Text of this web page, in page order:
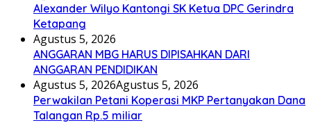
Alexander Wilyo Kantongi SK Ketua DPC Gerindra
Ketapang
Agustus 5, 2026
ANGGARAN MBG HARUS DIPISAHKAN DARI
ANGGARAN PENDIDIKAN
Agustus 5, 2026Agustus 5, 2026
Perwakilan Petani Koperasi MKP Pertanyakan Dana
Talangan Rp.5 miliar